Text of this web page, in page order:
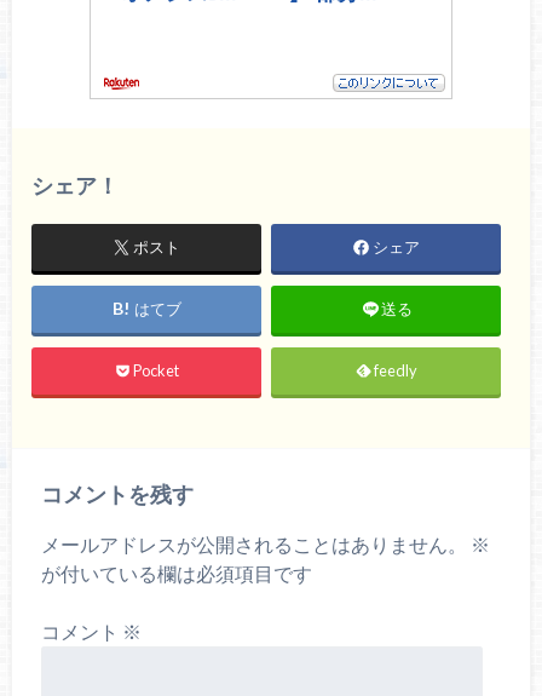
シェア！
ポスト シェア
はてブ 送る
Pocket feedly
コメントを残す
メールアドレスが公開されることはありません。
※
が付いている欄は必須項目です
コメント ※